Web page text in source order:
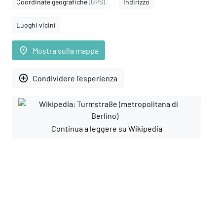
Coordinate geografiche(GPS) Indirizzo
Luoghi vicini
place Mostra sulla mappa
add_circle_outline Condividere l'esperienza
Continua a leggere su Wikipedia